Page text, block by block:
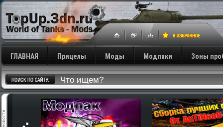
ГЛАВНАЯ Прицелы Моды Модпаки Зоны